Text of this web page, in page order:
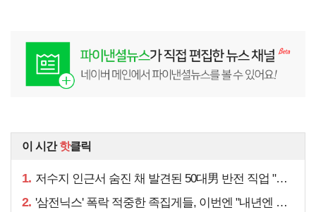
이 시간핫클릭
1. 저수지 인근서 숨진 채 발견된 50대男 반전 직업 "얼마 전…"
2. '삼전닉스' 폭락 적중한 족집게들, 이번엔 "내년엔 더욱…"